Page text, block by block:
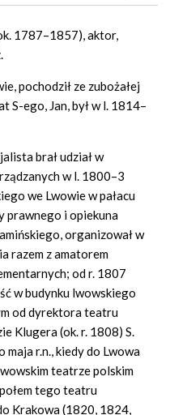
1787–1857), aktor,
pochodził ze zubożałej
S-ego, Jan, był w l. 1814–
brał udział w
w l. 1800–3
we Lwowie w pałacu
prawnego i opiekuna
organizował w
razem z amatorem
od r. 1807
w budynku lwowskiego
od dyrektora teatru
Klugera (ok. r. 1808) S.
maja r.n., kiedy do Lwowa
teatrze polskim
tego teatru
Krakowa (1820, 1824,